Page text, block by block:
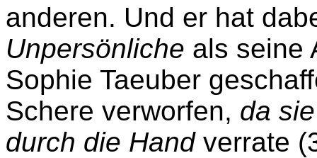
anderen. Und er hat
Unpersönliche als seine
Sophie Taeuber
Schere verworfen, da
durch die Handverrate